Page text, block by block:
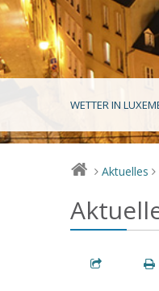
WETTER IN
> Aktuelles >